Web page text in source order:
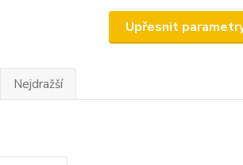
Upřesnit
Nejdražší